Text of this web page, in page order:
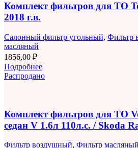
Комплект фильтров для ТО
2018 г.в.
Салонный фильтр угольный, Фильтр
масляный
1856,00 ₽
Подробнее
Распродано
Комплект фильтров для ТО
седан V 1.6л 110л.с. / Skoda
Фильтр воздушный, Фильтр масляный